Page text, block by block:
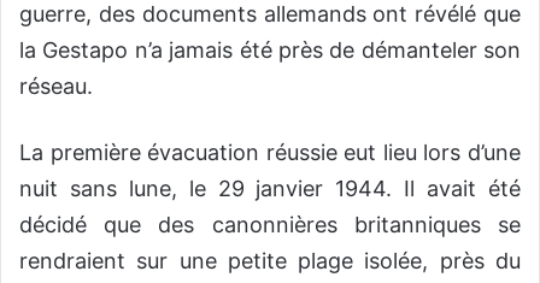
guerre, des documents allemands ont révélé que
la Gestapo n’a jamais été près de démanteler son
réseau.
La première évacuation réussie eut lieu lors d’une
nuit sans lune, le 29 janvier 1944. Il avait été
décidé que des canonnières britanniques se
rendraient sur une petite plage isolée, près du